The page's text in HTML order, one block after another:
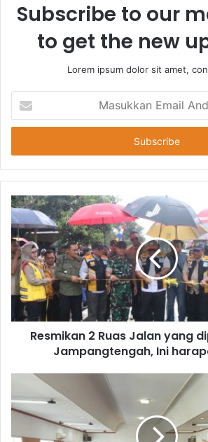
Subscribe to our
to get the new
Lorem ipsum dolor sit amet,
Email
Anda
Resmikan 2 Ruas Jalan yang
Jampangtengah, Ini